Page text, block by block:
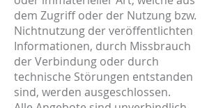
dem Zugriff oder der Nutzung bzw.
Nichtnutzung der veröffentlichten
Informationen, durch Missbrauch
der Verbindung oder durch
technische Störungen entstanden
sind, werden ausgeschlossen.